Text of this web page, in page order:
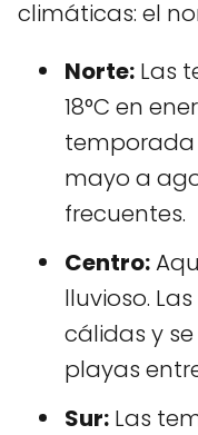
climáticas: el
Norte: Las
18°C en
temporada
mayo a
frecuentes.
Centro:
lluvioso.
cálidas y
playas
Sur: Las